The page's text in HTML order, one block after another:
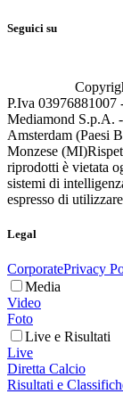
Seguici su
P.Iva
Mediamond S.p.A.
Amsterdam (Paesi
Monzese (MI)
riprodotti è vietata
sistemi di
espresso di
Legal
CorporatePrivacy
Media
Video
Foto
Live e Risultati
Live
Diretta Calcio
Risultati e